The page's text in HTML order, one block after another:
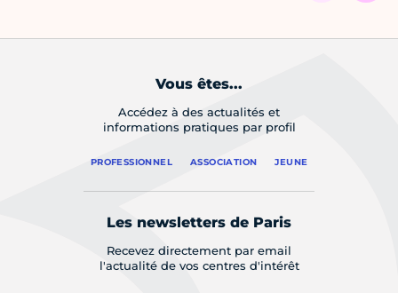
Vous êtes...
Accédez à des actualités et
informations pratiques par profil
PROFESSIONNEL ASSOCIATION JEUNE
Les newsletters de Paris
Recevez directement par email
l'actualité de vos centres d'intérêt